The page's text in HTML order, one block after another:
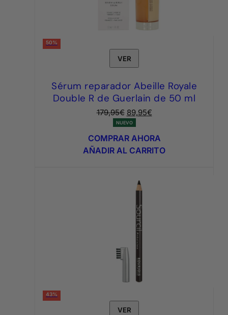
50%
VER
Sérum reparador Abeille Royale
Double R de Guerlain de 50 ml
179,95€ El
precio
original
era:
179,95€.
89,95€El
actual
es:
89,95€.
NUEVO
COMPRAR AHORA
AÑADIR AL CARRITO
43%
VER